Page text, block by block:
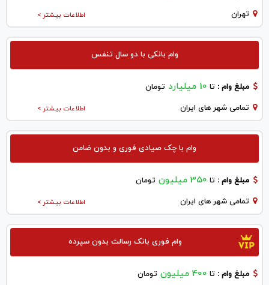
اطلاعات بیشتر > تهران
وام بانکی با دو سال تنفس
مبلغ وام : تا 10 میلیارد تومان
اطلاعات بیشتر > تمامی شهر های ایران
وام با چک صیادی فوری و بدون ضامن
مبلغ وام : تا 350 میلیون تومان
اطلاعات بیشتر > تمامی شهر های ایران
وام فوری بانک رسالت بدون سپرده
مبلغ وام : تا 400 میلیون تومان